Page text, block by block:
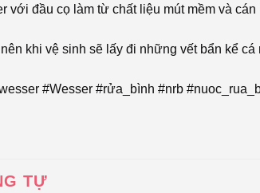
với đầu cọ làm từ chất liệu mút mềm và
khi vệ sinh sẽ lấy đi những vết bẩn kể
#Wesser #rửa_bình #nrb
TỰ